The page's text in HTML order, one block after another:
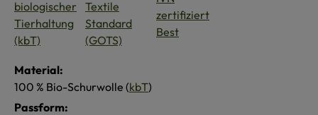
Material:
100 % Bio-Schurwolle (kbT)
Passform: